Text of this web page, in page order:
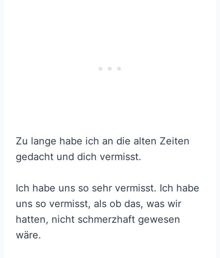
Zu lange habe ich an die alten Zeiten
gedacht und dich vermisst.
Ich habe uns so sehr vermisst. Ich habe
uns so vermisst, als ob das, was wir
hatten, nicht schmerzhaft gewesen
wäre.